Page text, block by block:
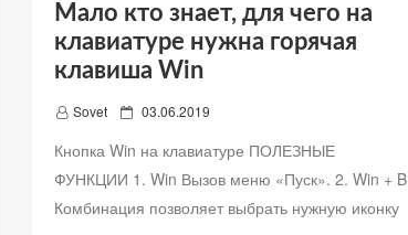
Мало кто знает, для чего на
клавиатуре нужна горячая
клавиша Win
Sovet
Д
б
а
в
03.06.2019
Кнопка Win на клавиатуре ПОЛЕЗНЫЕ
ФУНКЦИИ 1. Win Вызов меню «Пуск». 2. Win + B
Комбинация позволяет выбрать нужную иконку